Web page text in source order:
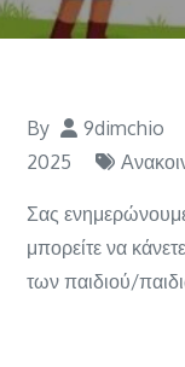
By 9dimchio
2025
Σας
μπορείτε να
των παιδιού/